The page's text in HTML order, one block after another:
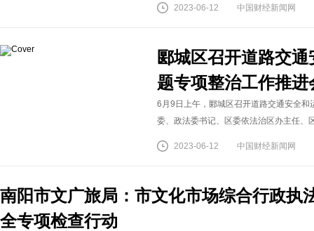
2023-06-12 中国财经新闻网
郾城区召开道路交
题专项整治工作推进
6月9日上午，郾城区召开道路交通安全
委、政法委书记、区委依法治区办主任、
2023-06-12 中国财经新闻网
南阳市文广旅局：市文化市场综合行政执
全专项检查行动